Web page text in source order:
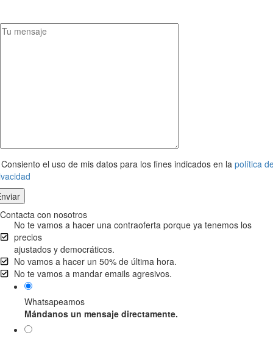
el uso de mis datos para los fines indicados en la política
Contacta con nosotros
No te vamos a hacer una contraoferta porque ya tenemos los
precios
ajustados y democráticos.
No vamos a hacer un 50% de última hora.
No te vamos a mandar emails agresivos.
Whatsapeamos
Mándanos un mensaje directamente.